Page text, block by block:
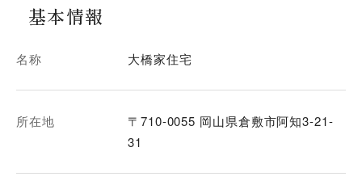
基本情報
名称 大橋家住宅
所在地
〒710-0055 岡山県倉敷市阿知3-21-
31